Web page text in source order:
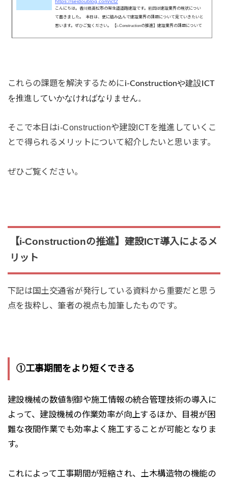
https://seidoublog.com/ict2
こんにちは。香川県高松市の㈲生道道路建設です。前回は建設業界の現状につい
て書きました。 本日は、更に踏み込んで建設業界の課題について見ていきたいと
思います。ぜひご覧ください。 【i-Constructionの推進】建設業界の課題について
これらの課題を解決するためにi-Constructionや建設ICT
を推進 していかなければなりません。
そこで本日はi-Constructionや建設ICTを推進していくこ
とで得られる メリット について紹介したいと思います。
ぜひご覧ください。
【i-Constructionの推進】建設ICT導入によるメ
リット
下記は国土交通省が発行している資料から重要だと思う
点を抜粋し、筆者の視点も加筆したものです。
①工事期間をより短くできる
建設機械の数値制御や施工情報の統合管理技術の導入に
よって、建設機械の作業効率が向上するほか、目視が困
難な夜間作業でも効率よく施工することが可能となりま
す。
これによって工事期間が短縮され、土木構造物の機能の